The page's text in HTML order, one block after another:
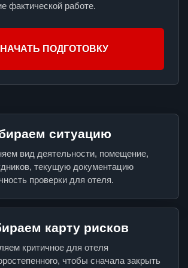
фактической работе.
НАЧАТЬ ПОДГОТОВКУ
ситуацию
вид деятельности, помещение,
текущую документацию
проверки для отеля.
карту рисков
критичное для отеля
чтобы сначала закрыть